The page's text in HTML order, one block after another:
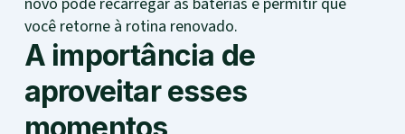
você retorne à rotina renovado.
A importância de
aproveitar esses